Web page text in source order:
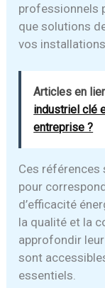
professionnels
que solutions
vos installations.
Articles en
industriel clé
entreprise ?
Ces
pour
d’efficacité
la qualité et la
approfondir
sont
essentiels.